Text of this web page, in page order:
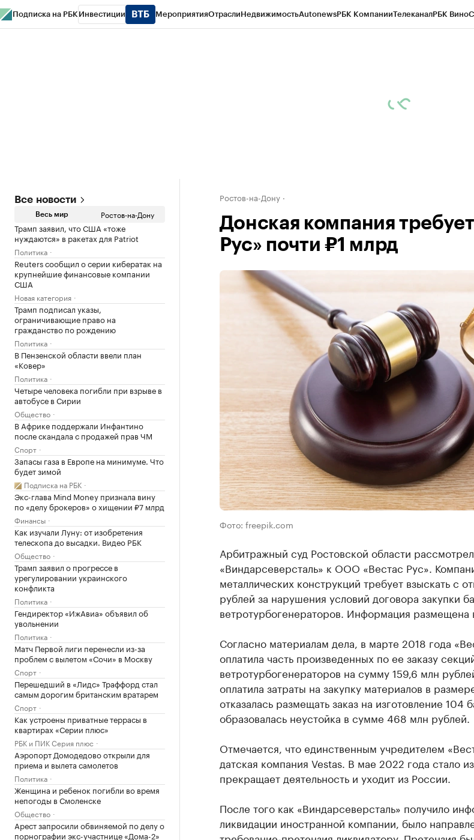
Подписка на РБК Инвестиции МероприятияОтраслиНедвижимостьAutonewsРБК КомпанииТелеканалРБК Вино
Все новости
Весь мир Ростов-на-Дону
Трамп заявил, что США «тоже
нуждаются» в ракетах для Patriot
Политика
Reuters сообщил о серии кибератак на
крупнейшие финансовые компании
США
Новая категория
Трамп подписал указы,
ограничивающие право на
гражданство по рождению
Политика
В Пензенской области ввели план
«Ковер»
Политика
Четыре человека погибли при взрыве в
автобусе в Сирии
Общество
В Африке поддержали Инфантино
после скандала с продажей прав ЧМ
Спорт
Запасы газа в Европе на минимуме. Что
будет зимой
Подписка на РБК
Экс-глава Mind Money признала вину
по «делу брокеров» о хищении ₽7 млрд
Финансы
Как изучали Луну: от изобретения
телескопа до высадки. Видео РБК
Общество
Трамп заявил о прогрессе в
урегулировании украинского
конфликта
Политика
Гендиректор «ИжАвиа» объявил об
увольнении
Политика
Матч Первой лиги перенесли из-за
проблем с вылетом «Сочи» в Москву
Спорт
Перешедший в «Лидс» Траффорд стал
самым дорогим британским вратарем
Спорт
Как устроены приватные террасы в
квартирах «Серии плюс»
РБК и ПИК Серия плюс
Аэропорт Домодедово открыли для
приема и вылета самолетов
Политика
Женщина и ребенок погибли во время
непогоды в Смоленске
Общество
Арест запросили обвиняемой по делу о
порнографии экс-участнице «Дома-2»
Ростов-на-Дону
Донская компания
Рус» почти ₽1 млрд
Фото: freepik.com
Арбитражный суд Ростовской области
«Виндарсеверсталь» к ООО «Вестас Рус».
металлических конструкций требует взыскать с
рублей за нарушения условий договора закупки
ветротурбогенераторов. Информация размещена
Согласно материалам дела, в марте 2018 года
оплатила часть произведенных по ее заказу
ветротурбогенераторов на сумму 159,6 млн
оплатила затраты на закупку материалов в
отказалась размещать заказ на изготовление 104
образовалась неустойка в сумме 468 млн рублей.
Отмечается, что единственным учредителем
датская компания Vestas. В мае 2022 года стало
прекращает деятельность и уходит из России.
После того как «Виндарсеверсталь» получило
ликвидации иностранной компании, было